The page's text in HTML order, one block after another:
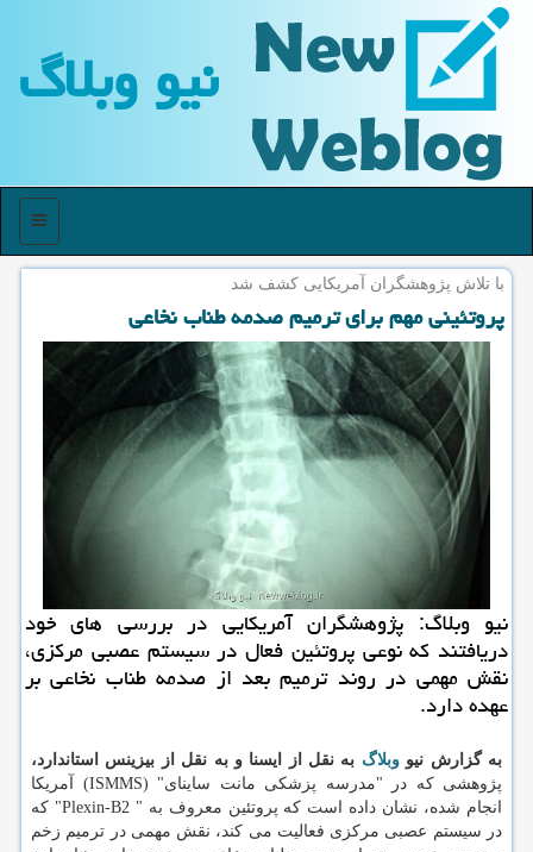
نیو وبلاگ
منو
با تلاش پژوهشگران آمریكایی كشف شد
پروتئینی مهم برای ترمیم صدمه طناب نخاعی
نیو وبلاگ: پژوهشگران آمریكایی در بررسی های خود
دریافتند كه نوعی پروتئین فعال در سیستم عصبی مركزی،
نقش مهمی در روند ترمیم بعد از صدمه طناب نخاعی بر
عهده دارد.
به گزارش نیووبلاگ به نقل از ایسنا و به نقل از بیزینس استاندارد،
پژوهشی كه در "مدرسه پزشكی مانت ساینای" (ISMMS) آمریكا
انجام شده، نشان داده است كه پروتئین معروف به " Plexin-B2" كه
در سیستم عصبی مركزی فعالیت می كند، نقش مهمی در ترمیم زخم